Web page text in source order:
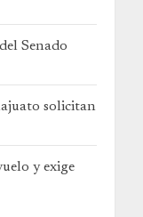
Senado
solicitan
y exige